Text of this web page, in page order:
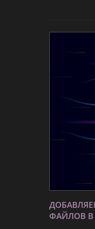
ФАЙЛОВ В